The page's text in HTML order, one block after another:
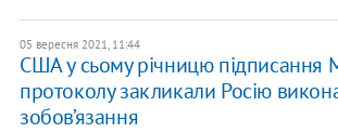
05 вересня 2021, 11:44
США у сьому річницю підписання
протоколу закликали Росію
зобов’язання